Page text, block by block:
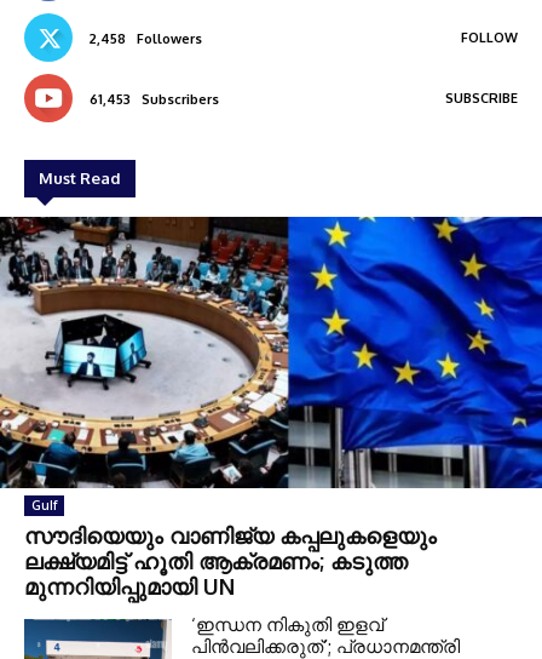
2,458 Followers FOLLOW
61,453 Subscribers SUBSCRIBE
Must Read
Gulf
സൗദിയെയും വാണിജ്യ കപ്പലുകളെയും
ലക്ഷ്യമിട്ട് ഹൂതി ആക്രമണം; കടുത്ത
മുന്നറിയിപ്പുമായി UN
‘ഇന്ധന നികുതി ഇളവ്
പിൻവലിക്കരുത്’; പ്രധാനമന്ത്രി